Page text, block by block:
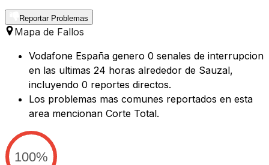
Reportar Problemas
Mapa de Fallos
Vodafone España genero 0 senales de interrupcion
en las ultimas 24 horas alrededor de Sauzal,
incluyendo 0 reportes directos.
Los problemas mas comunes reportados en esta
area mencionan Corte Total.
100%